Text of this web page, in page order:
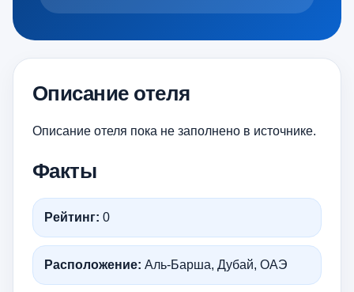
Описание отеля
Описание отеля пока не заполнено в источнике.
Факты
Рейтинг: 0
Расположение: Аль-Барша, Дубай, ОАЭ